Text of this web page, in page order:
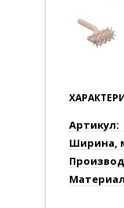
Артикул:
Ширина,